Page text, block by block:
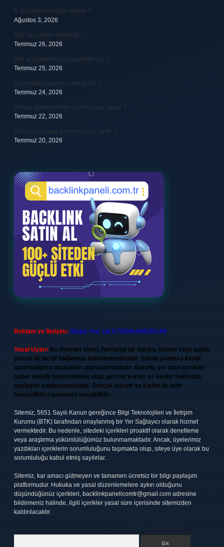
5. Kolordu komutanı kimdir ?
Ağustos 3, 2026
Koç başı neyin sembolü ?
Temmuz 26, 2026
Sıfır araçların kaç yıl garantisi var ?
Temmuz 25, 2026
Karıncalar yuvasını nasıl bulur ?
Temmuz 24, 2026
Hesap makinesinde iskonto nasıl yapılır ?
Temmuz 22, 2026
Ahlaki oluşturan 4 temel unsur nedir ?
Temmuz 20, 2026
Reklam ve İletişim: Skype: live:.cid.575569c608265c69
Yasal Uyarı: Bu internet sitesi, herhangi bir marka, kurum veya şahıs
şirketi ile hiçbir bağlantısı bulunmamaktadır. Sitede yalnızca kendi
hazırladığımız makaleler paylaşılmaktadır. Burada yer alan içerikler
haber niteliği taşımamakta olup, gerçek kurum ve kişiler hakkında
paylaşım yapılmamaktadır. Gerçek kurum ve kişiler ile isim
benzerlikleri tamamen tesadüfidir.
Sitemiz, 5651 Sayılı Kanun gereğince Bilgi Teknolojileri ve İletişim
Kurumu (BTK) tarafından onaylanmış bir Yer Sağlayıcı olarak hizmet
vermektedir. Bu nedenle, sitedeki içerikleri proaktif olarak denetleme
veya araştırma yükümlülüğümüz bulunmamaktadır. Ancak, üyelerimiz
yazdıkları içeriklerin sorumluluğunu taşımakta olup, siteye üye olarak bu
sorumluluğu kabul etmiş sayılırlar.
Sitemiz, kar amacı gütmeyen ve tamamen ücretsiz bir bilgi paylaşım
platformudur. Hukuka ve yasal düzenlemelere aykırı olduğunu
düşündüğünüz içerikleri, backlinkpanelicomtr@gmail.com adresine
bildirmeniz halinde, ilgili içerikler yasal süre içerisinde sitemizden
kaldırılacaktır.